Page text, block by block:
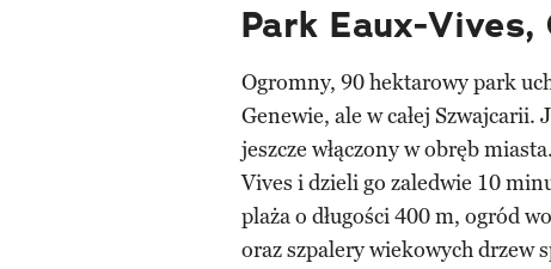
Park Eaux-Vives,
Ogromny, 90 hektarowy park
Genewie, ale w całej
jeszcze włączony w obręb
Vives i dzieli go zaledwie 10
plaża o długości 400 m, ogród
oraz szpalery wiekowych drzew